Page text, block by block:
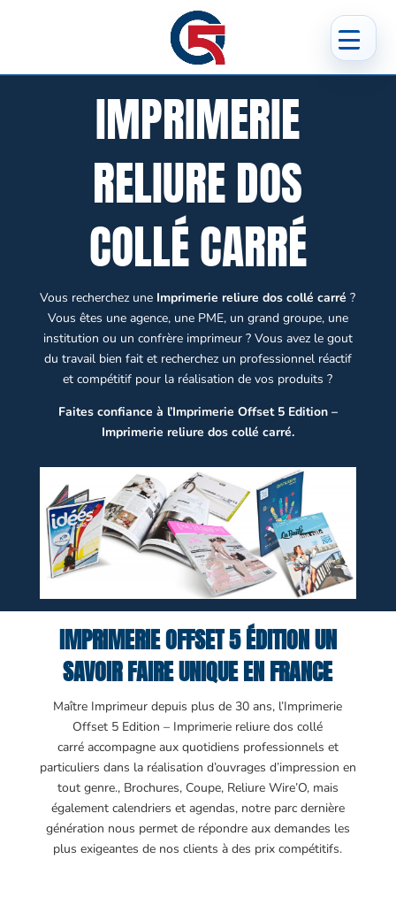
IMPRIMERIE
RELIURE DOS
COLLÉ CARRÉ
Vous recherchez une Imprimerie reliure dos collé carré ?
Vous êtes une agence, une PME, un grand groupe, une
institution ou un confrère imprimeur ? Vous avez le gout
du travail bien fait et recherchez un professionnel réactif
et compétitif pour la réalisation de vos produits ?
Faites confiance à l’Imprimerie Offset 5 Edition –
Imprimerie reliure dos collé carré.
IMPRIMERIE OFFSET 5 ÉDITION UN
SAVOIR FAIRE UNIQUE EN FRANCE
Maître Imprimeur depuis plus de 30 ans, l’Imprimerie
Offset 5 Edition – Imprimerie reliure dos collé
carré accompagne aux quotidiens professionnels et
particuliers dans la réalisation d’ouvrages d’impression en
tout genre., Brochures, Coupe, Reliure Wire’O, mais
également calendriers et agendas, notre parc dernière
génération nous permet de répondre aux demandes les
plus exigeantes de nos clients à des prix compétitifs.